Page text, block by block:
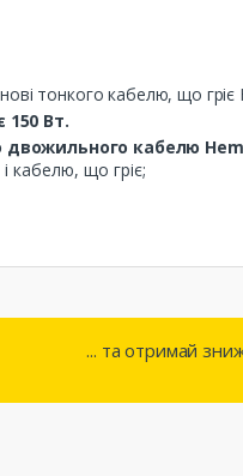
тонкого кабелю, що
150 Вт.
кабелю
кабелю, що гріє;
... та отримай